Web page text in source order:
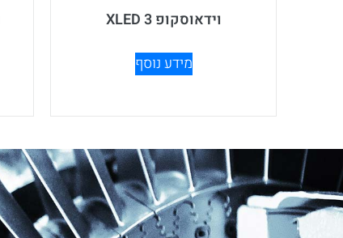
וידאוסקופ XLED 3
מידע נוסף